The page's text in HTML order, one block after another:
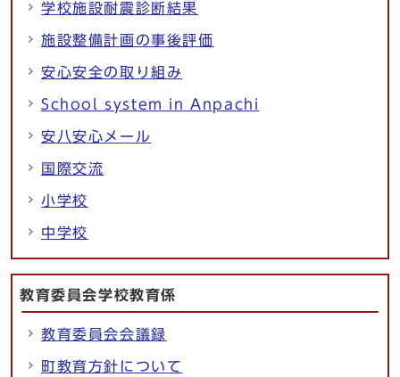
学校施設耐震診断結果
施設整備計画の事後評価
安心安全の取り組み
School system in Anpachi
安八安心メール
国際交流
小学校
中学校
教育委員会学校教育係
教育委員会会議録
町教育方針について